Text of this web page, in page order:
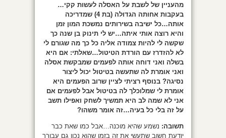
מהעניין של לשבת על האסלה לעשות קקי…
בעקבות אחותה הגדולה (בת 4) שמדריכה
אותה…כל ישיבה בשירותים נמשכת המון זמן
והיא רוצה אותי איתה…יש לי תינוק בן שנה כך
שקשה לי להיות צמודה אליה כל כך מה שגורם לי
לא להזדרז עם הורדת הטיטול…שאלתי: אם היא
בשלה ואני דוחה אותה לפעמים שמבקשת אסלה
ואני אומרת לה שתעשה בטיטול יכול ליצור
נסיגה? בנוסף רציתי לציין שרוב הפעמים היא
אומרת לי שמלוכלך לה בטיטול אבל לפעמים אם
אני לא שמה לב היא תמשיך לשחק ואפילו תשב
על זה בלי כל בעיה…זה אומר משהו?
תשובה: נשמע שהיא מוכנה…אבל כמו שאת כבר
יודעת חשוב שתעשי את זה בזמן שהוא נכון גם עבורך